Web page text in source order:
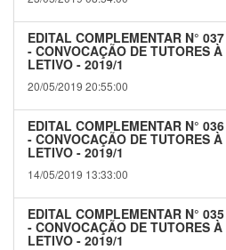
EDITAL COMPLEMENTAR N°
- CONVOCAÇÃO DE TUTORES
LETIVO - 2019/1
20/05/2019 20:55:00
EDITAL COMPLEMENTAR N°
- CONVOCAÇÃO DE TUTORES
LETIVO - 2019/1
14/05/2019 13:33:00
EDITAL COMPLEMENTAR N°
- CONVOCAÇÃO DE TUTORES
LETIVO - 2019/1